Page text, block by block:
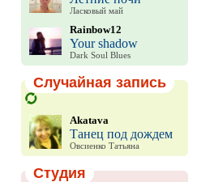
Ласковый май
Rainbow12
Your shadow
Dark Soul Blues
Случайная запись
Akatava
Танец под дождем
Овсиенко Татьяна
Студия